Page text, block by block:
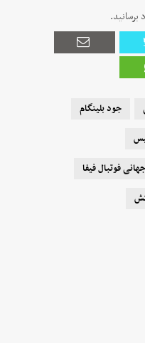
جود بلینگام
فوتبال فیفا